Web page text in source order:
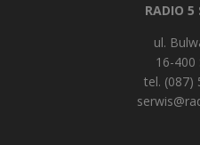
RADIO 5
ul.
16-400
tel. (087)